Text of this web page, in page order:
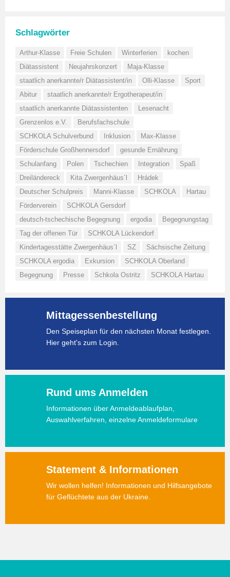
Schlagwörter
Arthur-Klasse Freie Schulen Winterferien
kochen
Diätassistent
Neujahrskonzert
Maja-Klasse
staatlich anerkannte/r Diätassistent/in
Olli-Klasse
Sport
Abitur
staatlich anerkannte/r Ergotherapeut/in
staatlich anerkannte Diätassistenten
Lesenacht
Grenzenlos e.V.
Berufsfachschule
SCHKOLA Schulverbund
Inklusion
Max-Klasse
Förderschule Großhennersdorf
gesunde Ernährung
Schulanfang
Polen Tschechien Integration
Spaß
Dreiländereck
Kita Zwergenhäus´l
Hrádek
Deutscher Schulpreis
Manni-Klasse SCHKOLA
Hartau
Förderverein
SCHKOLA Gersdorf
deutsch-tschechische Begegnung
ergodia
Begegnungstag
Tag der offenen Tür
SCHKOLA Lückendorf
Kindertagesstätte Zwergenhäus´l
SZ
Sächsische Zeitung
SCHKOLA ergodia
Exkursion
SCHKOLA Oberland
Begegnung
Presse Schkola Ostritz SCHKOLA Hartau
Mittagessenbestellung
Den Speiseplan für den nächsten Monat festlegen.
Hier geht's zum Login.
Rund ums Anmelden
Informationen über Anmeldeablaufplan,
Auswahlverfahren, einzelne Anmeldeformulare
Statement & Informationen
Wir wollen helfen! Informationen und Hilfsangebote
für Geflüchtete aus der Ukraine.